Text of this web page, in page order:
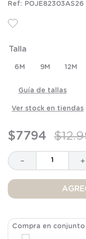
POJE82303AS26
Talla
6M 9M 12M
Guía de tallas
Ver stock en tiendas
$7794 $12.
＋
－
Compra en conjunto
8.
9.
saco